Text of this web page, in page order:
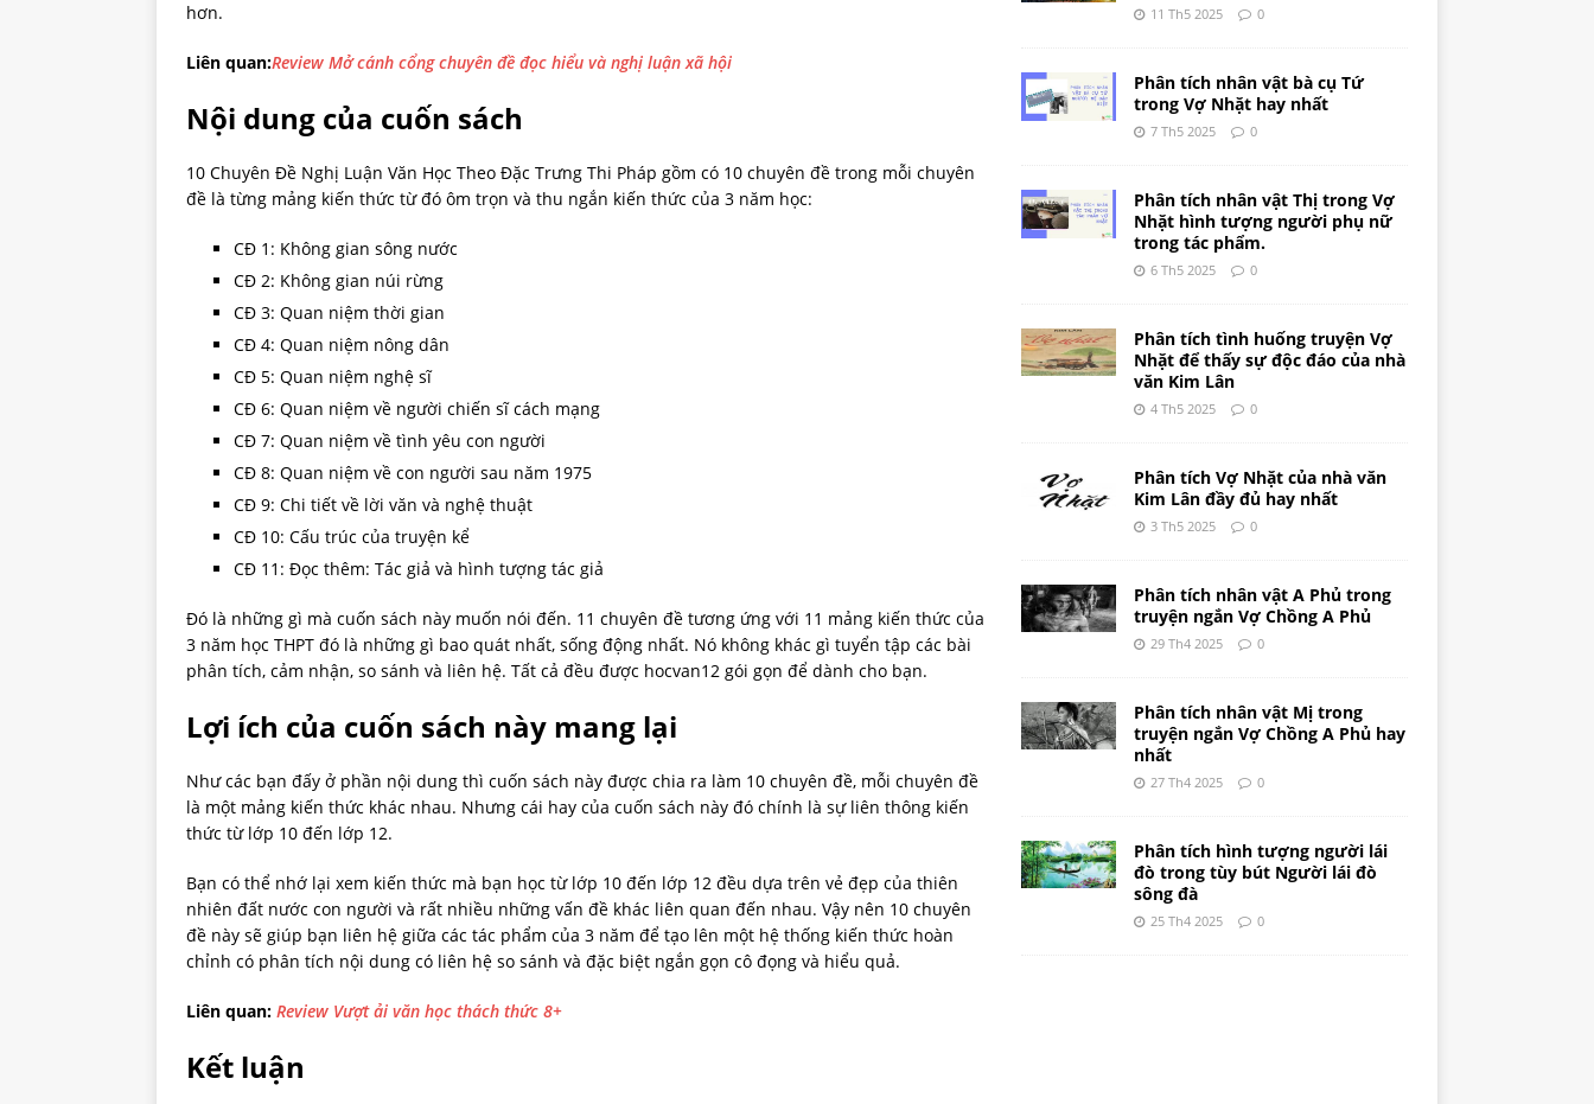
hơn.
Liên quan:Review Mở cánh cổng chuyên đề đọc hiểu và nghị luận xã hội
Nội dung của cuốn sách
10 Chuyên Đề Nghị Luận Văn Học Theo Đặc Trưng Thi Pháp gồm có 10 chuyên đề trong mỗi chuyên
đề là từng mảng kiến thức từ đó ôm trọn và thu ngắn kiến thức của 3 năm học:
CĐ 1: Không gian sông nước
CĐ 2: Không gian núi rừng
CĐ 3: Quan niệm thời gian
CĐ 4: Quan niệm nông dân
CĐ 5: Quan niệm nghệ sĩ
CĐ 6: Quan niệm về người chiến sĩ cách mạng
CĐ 7: Quan niệm về tình yêu con người
CĐ 8: Quan niệm về con người sau năm 1975
CĐ 9: Chi tiết về lời văn và nghệ thuật
CĐ 10: Cấu trúc của truyện kể
CĐ 11: Đọc thêm: Tác giả và hình tượng tác giả
Đó là những gì mà cuốn sách này muốn nói đến. 11 chuyên đề tương ứng với 11 mảng kiến thức của
3 năm học THPT đó là những gì bao quát nhất, sống động nhất. Nó không khác gì tuyển tập các bài
phân tích, cảm nhận, so sánh và liên hệ. Tất cả đều được hocvan12 gói gọn để dành cho bạn.
Lợi ích của cuốn sách này mang lại
Như các bạn đấy ở phần nội dung thì cuốn sách này được chia ra làm 10 chuyên đề, mỗi chuyên đề
là một mảng kiến thức khác nhau. Nhưng cái hay của cuốn sách này đó chính là sự liên thông kiến
thức từ lớp 10 đến lớp 12.
Bạn có thể nhớ lại xem kiến thức mà bạn học từ lớp 10 đến lớp 12 đều dựa trên vẻ đẹp của thiên
nhiên đất nước con người và rất nhiều những vấn đề khác liên quan đến nhau. Vậy nên 10 chuyên
đề này sẽ giúp bạn liên hệ giữa các tác phẩm của 3 năm để tạo lên một hệ thống kiến thức hoàn
chỉnh có phân tích nội dung có liên hệ so sánh và đặc biệt ngắn gọn cô đọng và hiểu quả.
Liên quan: Review Vượt ải văn học thách thức 8+
Kết luận
11 Th5 2025 0
Phân tích nhân vật bà cụ Tứ
trong Vợ Nhặt hay nhất
7 Th5 2025 0
Phân tích nhân vật Thị trong Vợ
Nhặt hình tượng người phụ nữ
trong tác phẩm.
6 Th5 2025 0
Phân tích tình huống truyện Vợ
Nhặt để thấy sự độc đáo của nhà
văn Kim Lân
4 Th5 2025 0
Phân tích Vợ Nhặt của nhà văn
Kim Lân đầy đủ hay nhất
3 Th5 2025 0
Phân tích nhân vật A Phủ trong
truyện ngắn Vợ Chồng A Phủ
29 Th4 2025 0
Phân tích nhân vật Mị trong
truyện ngắn Vợ Chồng A Phủ hay
nhất
27 Th4 2025 0
Phân tích hình tượng người lái
đò trong tùy bút Người lái đò
sông đà
25 Th4 2025 0